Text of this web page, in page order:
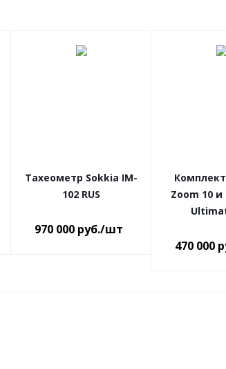
Тахеометр Sokkia IM-
102 RUS
970 000 руб./шт
Zoom 10 и
470 000